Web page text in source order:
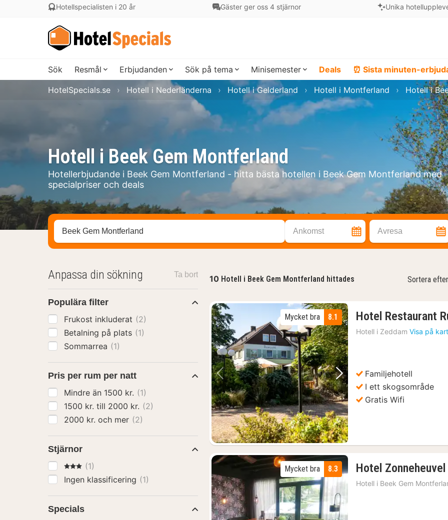
Hotellspecialisten i 20 år Gäster ger oss 4 stjärnor Unika
Sök Resmål Erbjudanden Sök på tema Minisemester Deals ⏰ Sista minuten-
Hotell i Beek Gem Montferland
Hotellerbjudande i Beek Gem Montferland - hitta bästa hotellen i Beek Gem Montferland med
specialpriser och deals
HotelSpecials.se Hotell i Nederländerna Hotell i Gelderland Hotell i Montferland Hotell i
Sök efter hotell, område eller stad Ankomst Avresa
10 Hotell i Beek Gem Montferland hittades Sortera efter
Föregående bild Nästa bild
8.1
Mycket bra Hotel Restaurant
Hotell i Zeddam Visa på
Familjehotell
I ett skogsområde
Gratis Wifi
8.3
Mycket bra Hotel Zonneheuvel
Hotell i Beek Gem
Anpassa din sökning Ta bort
Populära filter
Frukost inkluderat (2)
Betalning på plats (1)
Sommarrea (1)
Pris per rum per natt
Mindre än 1500 kr. (1)
1500 kr. till 2000 kr. (2)
2000 kr. och mer (2)
Stjärnor
3 Stjärnor
(1)
Ingen klassificering (1)
Specials